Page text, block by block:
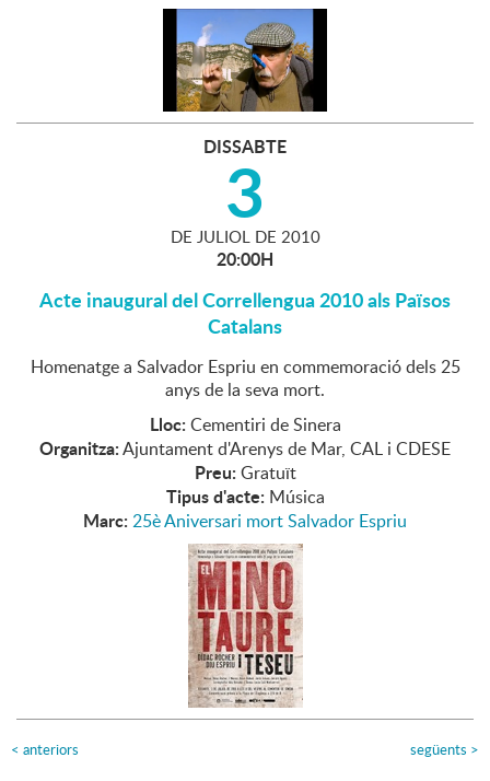
DISSABTE
3
DE JULIOL DE 2010
20:00H
Acte inaugural del Correllengua 2010 als Països
Catalans
Homenatge a Salvador Espriu en commemoració dels 25
anys de la seva mort.
Lloc: Cementiri de Sinera
Organitza:Ajuntament d'Arenys de Mar, CAL i CDESE
Preu: Gratuït
Tipus d'acte: Música
Marc: 25è Aniversari mort Salvador Espriu
< anteriors següents >